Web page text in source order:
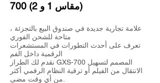
700 (مقاس 1 و 2)
علامة تجارية جديدة في صندوق البيع بالتجزئة ،
متاحة للشحن الفوري
تعرف على أحدث التطورات في المستشعرات
الرقمية داخل الفم
نقدم لك الطراز GXS-700 المصمم لتسهيل
الانتقال من الفيلم أو ترقية النظام الرقمي أكثر